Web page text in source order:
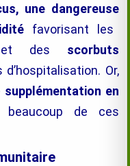
une dangereuse
favorisant les
des scorbuts
Or,
supplémentation en
beaucoup de ces